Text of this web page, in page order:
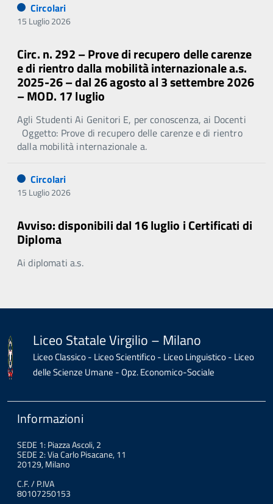
Circolari
15 Luglio 2026
Circ. n. 292 – Prove di recupero delle carenze
e di rientro dalla mobilità internazionale a.s.
2025-26 – dal 26 agosto al 3 settembre 2026
– MOD. 17 luglio
Agli Studenti Ai Genitori E, per conoscenza, ai Docenti
Oggetto: Prove di recupero delle carenze e di rientro
dalla mobilità internazionale a.
Circolari
15 Luglio 2026
Avviso: disponibili dal 16 luglio i Certificati di
Diploma
Ai diplomati a.s.
Liceo Statale Virgilio – Milano
Liceo Classico - Liceo Scientifico - Liceo Linguistico - Liceo
delle Scienze Umane - Opz. Economico-Sociale
Informazioni
SEDE 1: Piazza Ascoli, 2
SEDE 2: Via Carlo Pisacane, 11
20129, Milano
C.F. / P.IVA
80107250153